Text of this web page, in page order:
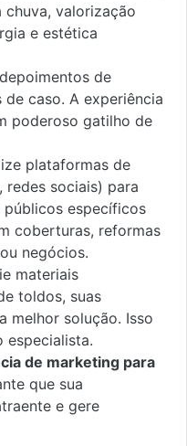
valorização
e estética
de
caso. A experiência
poderoso gatilho de
plataformas de
redes sociais) para
específicos
coberturas, reformas
negócios.
materiais
toldos, suas
melhor solução. Isso
especialista.
de marketing para
que sua
e gere